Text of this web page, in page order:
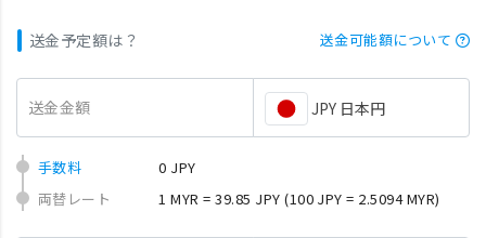
送金予定額は？ 送金可能額について
送金金額 JPY 日本円
手数料
0 JPY
両替レート
1 MYR = 39.85 JPY (100 JPY = 2.5094 MYR)